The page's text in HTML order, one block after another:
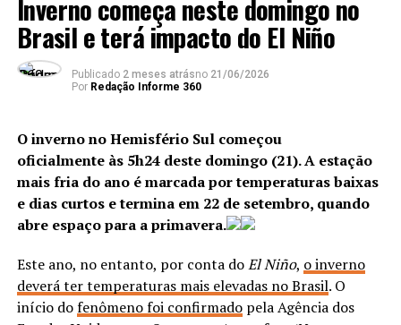
200 mil denúncias de violência sexual contra crianças e
adolescentes, segundo dados da Ouvidoria Nacional dos
Direitos Humanos, por meio do serviço Disque 100.
Como perceber
clandestina, e equipes da Delegacia de Repressão aos
Crimes Contra a Propriedade Imaterial (DRCPIM)
fecharam uma loja de multimarcas com dezenas de
produtos falsificados.
da Polícia Militar apreenderam seis fuzis ao longo
da ação, localizados na comunidade da Muzema, no
Itanhangá, controlada pelo Comando Vermelho
. Em
uma área de mata fechada,
três criminosos foram
baleados e encaminhados a um hospital público na
Barra da Tijuca.
ANÚNCIO
Inverno começa neste domingo no
Brasil e terá impacto do El Niño
Publicado 2 meses atrásno 21/06/2026
Por Redação Informe 360
O inverno no Hemisfério Sul começou
oficialmente às 5h24 deste domingo (21). A estação
mais fria do ano é marcada por temperaturas baixas
e dias curtos e termina em 22 de setembro, quando
abre espaço para a primavera.
Este ano, no entanto, por conta doEl Niño, o inverno
deverá ter temperaturas mais elevadas no Brasil. O
início dofenômeno foi confirmadopela Agência dos